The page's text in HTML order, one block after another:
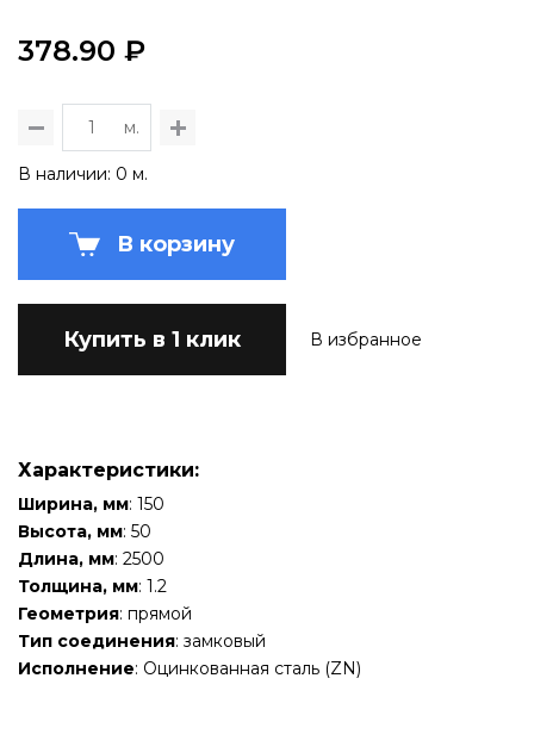
378.90 ₽
м.
В наличии: 0 м.
В корзину
Купить в 1 клик В избранное
Характеристики:
Ширина, мм: 150
Высота, мм: 50
Длина, мм: 2500
Толщина, мм: 1.2
Геометрия: прямой
Тип соединения: замковый
Исполнение: Оцинкованная сталь (ZN)